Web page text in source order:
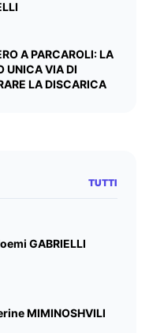
A PARCAROLI: LA
UNICA VIA DI
LA DISCARICA
TUTTI
GABRIELLI
MIMINOSHVILI